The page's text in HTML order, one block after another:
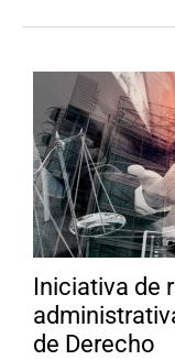
Iniciativa de
de Derecho